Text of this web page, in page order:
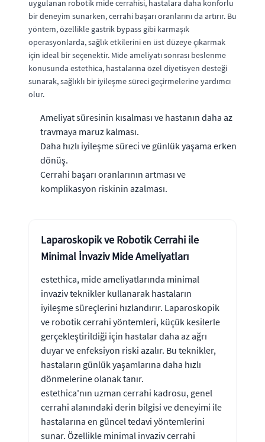
uygulanan robotik mide cerrahisi, hastalara daha konforlu
bir deneyim sunarken, cerrahi başarı oranlarını da artırır. Bu
yöntem, özellikle gastrik bypass gibi karmaşık
operasyonlarda, sağlık etkilerini en üst düzeye çıkarmak
için ideal bir seçenektir. Mide ameliyatı sonrası beslenme
konusunda estethica, hastalarına özel diyetisyen desteği
sunarak, sağlıklı bir iyileşme süreci geçirmelerine yardımcı
olur.
Ameliyat süresinin kısalması ve hastanın daha az
travmaya maruz kalması.
Daha hızlı iyileşme süreci ve günlük yaşama erken
dönüş.
Cerrahi başarı oranlarının artması ve
komplikasyon riskinin azalması.
Laparoskopik ve Robotik Cerrahi ile
Minimal İnvaziv Mide Ameliyatları
estethica, mide ameliyatlarında minimal
invaziv teknikler kullanarak hastaların
iyileşme süreçlerini hızlandırır. Laparoskopik
ve robotik cerrahi yöntemleri, küçük kesilerle
gerçekleştirildiği için hastalar daha az ağrı
duyar ve enfeksiyon riski azalır. Bu teknikler,
hastaların günlük yaşamlarına daha hızlı
dönmelerine olanak tanır.
estethica'nın uzman cerrahi kadrosu, genel
cerrahi alanındaki derin bilgisi ve deneyimi ile
hastalarına en güncel tedavi yöntemlerini
sunar. Özellikle minimal invaziv cerrahi